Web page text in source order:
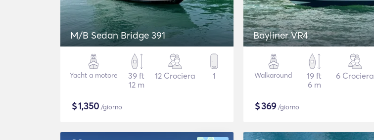
M/B Sedan Bridge 391
Yacht a motore
39 ft
12 m
12 Crociera 1
$1,350 /giorno
Bayliner VR4
Walkaround
19 ft
6 m
6 Crociera
$369/giorno